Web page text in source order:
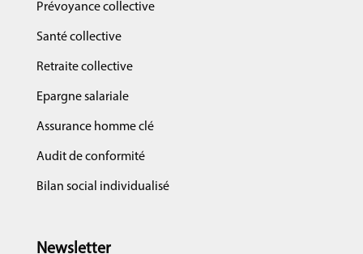
Prévoyance collective
Santé collective
Retraite collective
Epargne salariale
Assurance homme clé
Audit de conformité
Bilan social individualisé
Newsletter